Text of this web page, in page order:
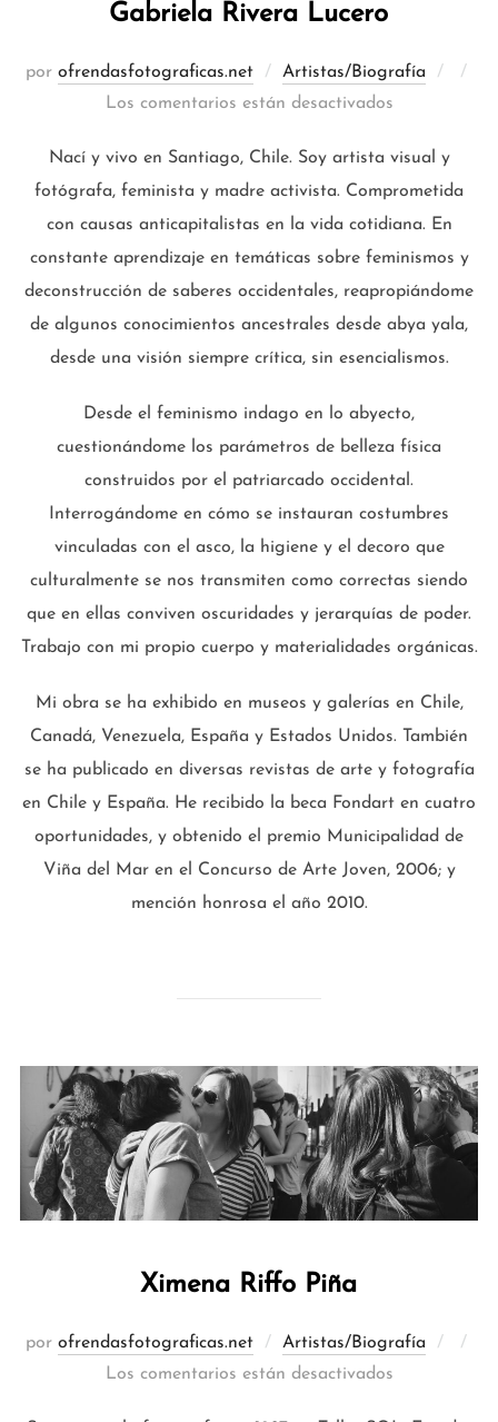
Gabriela Rivera Lucero
por ofrendasfotograficas.net Artistas/Biografía
Los comentarios están desactivados
Nací y vivo en Santiago, Chile. Soy artista visual y
fotógrafa, feminista y madre activista. Comprometida
con causas anticapitalistas en la vida cotidiana. En
constante aprendizaje en temáticas sobre feminismos y
deconstrucción de saberes occidentales, reapropiándome
de algunos conocimientos ancestrales desde abya yala,
desde una visión siempre crítica, sin esencialismos.
Desde el feminismo indago en lo abyecto,
cuestionándome los parámetros de belleza física
construidos por el patriarcado occidental.
Interrogándome en cómo se instauran costumbres
vinculadas con el asco, la higiene y el decoro que
culturalmente se nos transmiten como correctas siendo
que en ellas conviven oscuridades y jerarquías de poder.
Trabajo con mi propio cuerpo y materialidades orgánicas.
Mi obra se ha exhibido en museos y galerías en Chile,
Canadá, Venezuela, España y Estados Unidos. También
se ha publicado en diversas revistas de arte y fotografía
en Chile y España. He recibido la beca Fondart en cuatro
oportunidades, y obtenido el premio Municipalidad de
Viña del Mar en el Concurso de Arte Joven, 2006; y
mención honrosa el año 2010.
Ximena Riffo Piña
por ofrendasfotograficas.net Artistas/Biografía
Los comentarios están desactivados